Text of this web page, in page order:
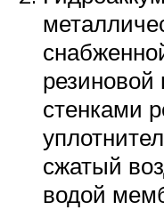
стенками
сжатый
водой